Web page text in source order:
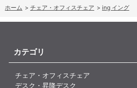
ホーム > チェア・オフィスチェア > ing イング
カテゴリ
チェア・オフィスチェア
デスク・昇降デスク